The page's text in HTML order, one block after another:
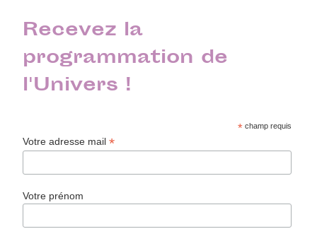
Recevez la
programmation de
l'Univers !
* champ requis
Votre adresse mail*
Votre prénom